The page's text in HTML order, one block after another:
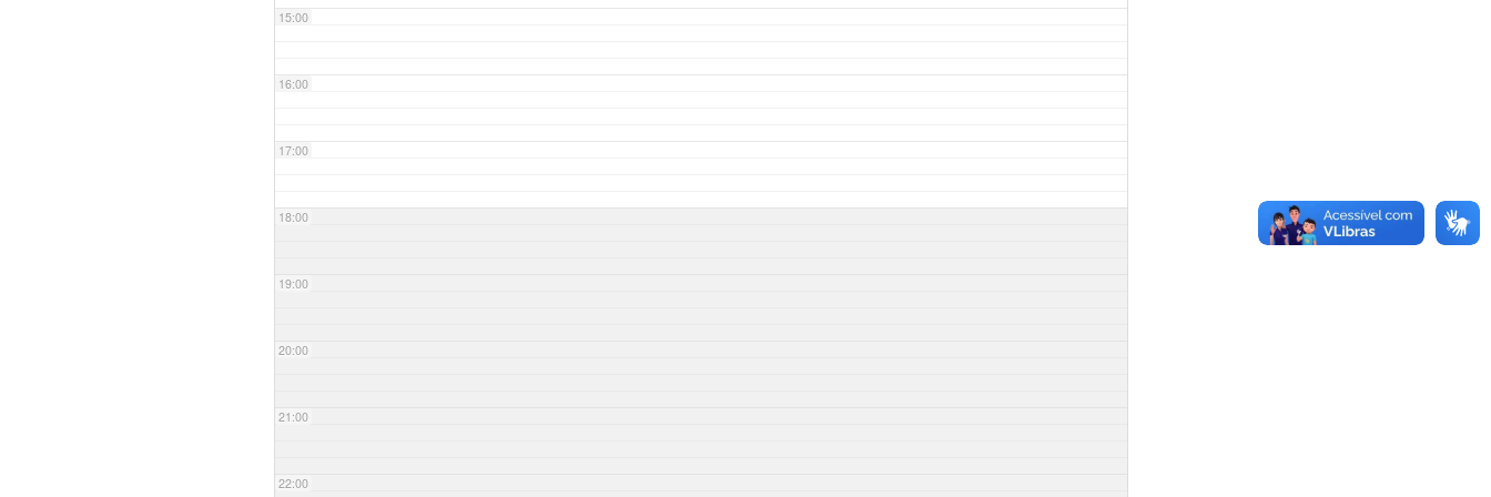
15:00
16:00
17:00
18:00
19:00
20:00
21:00
22:00